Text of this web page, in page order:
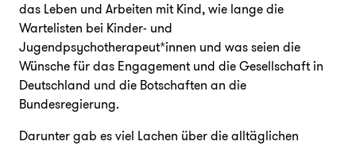
das Leben und Arbeiten mit Kind, wie lange die
Wartelisten bei Kinder- und
Jugendpsychotherapeut*innen und was seien die
Wünsche für das Engagement und die Gesellschaft in
Deutschland und die Botschaften an die
Bundesregierung.
Darunter gab es viel Lachen über die alltäglichen